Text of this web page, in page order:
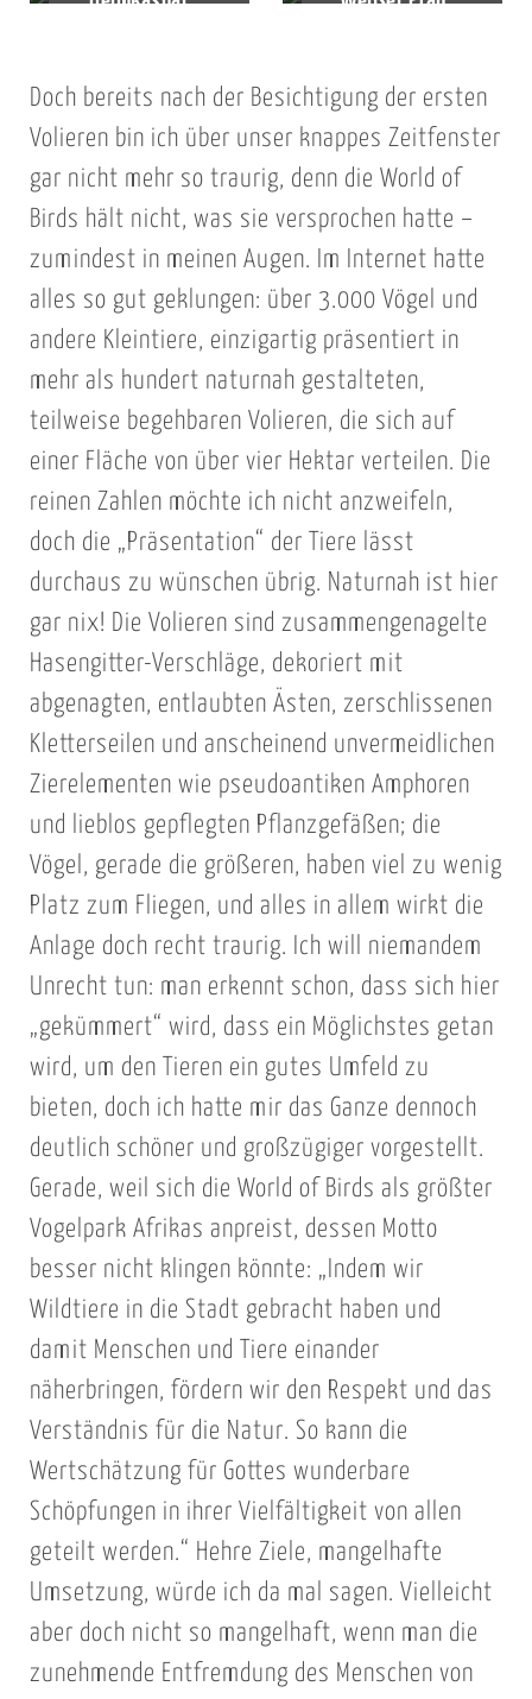
Doch bereits nach der Besichtigung der ersten
Volieren bin ich über unser knappes Zeitfenster
gar nicht mehr so traurig, denn die World of
Birds hält nicht, was sie versprochen hatte –
zumindest in meinen Augen. Im Internet hatte
alles so gut geklungen: über 3.000 Vögel und
andere Kleintiere, einzigartig präsentiert in
mehr als hundert naturnah gestalteten,
teilweise begehbaren Volieren, die sich auf
einer Fläche von über vier Hektar verteilen. Die
reinen Zahlen möchte ich nicht anzweifeln,
doch die „Präsentation“ der Tiere lässt
durchaus zu wünschen übrig. Naturnah ist hier
gar nix! Die Volieren sind zusammengenagelte
Hasengitter-Verschläge, dekoriert mit
abgenagten, entlaubten Ästen, zerschlissenen
Kletterseilen und anscheinend unvermeidlichen
Zierelementen wie pseudoantiken Amphoren
und lieblos gepflegten Pflanzgefäßen; die
Vögel, gerade die größeren, haben viel zu wenig
Platz zum Fliegen, und alles in allem wirkt die
Anlage doch recht traurig. Ich will niemandem
Unrecht tun: man erkennt schon, dass sich hier
„gekümmert“ wird, dass ein Möglichstes getan
wird, um den Tieren ein gutes Umfeld zu
bieten, doch ich hatte mir das Ganze dennoch
deutlich schöner und großzügiger vorgestellt.
Gerade, weil sich die World of Birds als größter
Vogelpark Afrikas anpreist, dessen Motto
besser nicht klingen könnte: „Indem wir
Wildtiere in die Stadt gebracht haben und
damit Menschen und Tiere einander
näherbringen, fördern wir den Respekt und das
Verständnis für die Natur. So kann die
Wertschätzung für Gottes wunderbare
Schöpfungen in ihrer Vielfältigkeit von allen
geteilt werden.“ Hehre Ziele, mangelhafte
Umsetzung, würde ich da mal sagen. Vielleicht
aber doch nicht so mangelhaft, wenn man die
zunehmende Entfremdung des Menschen von